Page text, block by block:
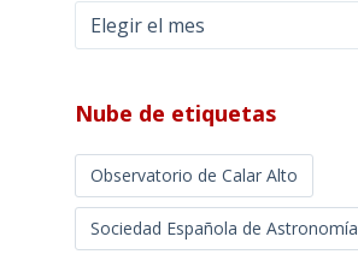
Archivos
mensuales
Nube de etiquetas
Observatorio de Calar Alto
Sociedad Española de Astronomía